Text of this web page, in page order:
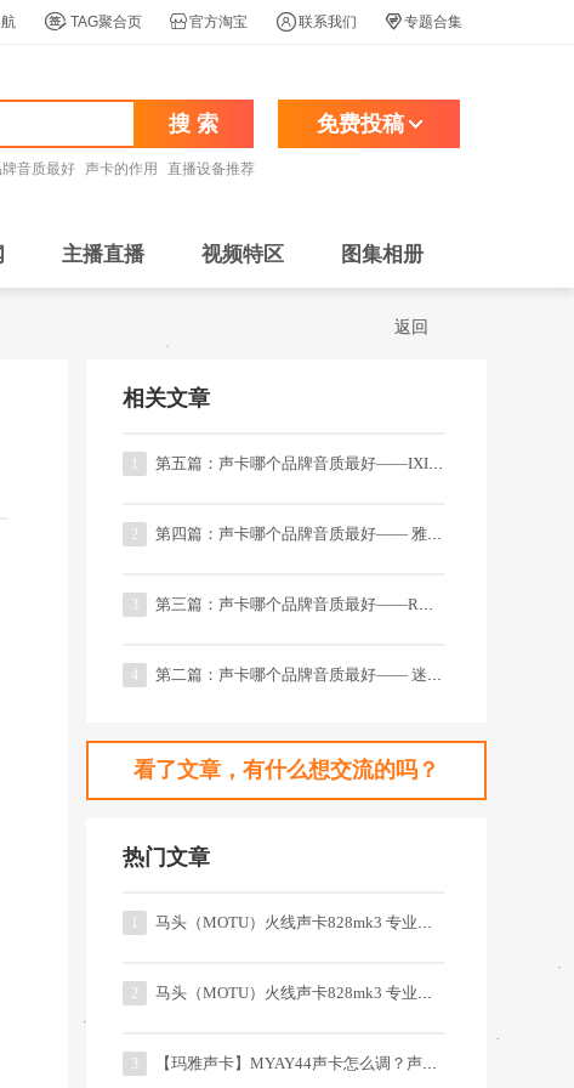
 TAG聚合页 官方淘宝 联系我们 专题合集
搜 索 免费投稿
音质最好 声卡的作用 直播设备推荐
主播直播 视频特区 图集相册
返回
相关文章
第五篇：声卡哪个品牌音质最好——IXI系列的直播、录音声
2 第四篇：声卡哪个品牌音质最好—— 雅马哈、罗兰系列的录
3 第三篇：声卡哪个品牌音质最好——RME 系列的直播声卡
4 第二篇：声卡哪个品牌音质最好—— 迷笛系列的直播声卡
看了文章，有什么想交流的吗？
热门文章
马头（MOTU）火线声卡828mk3 专业评测01
2 马头（MOTU）火线声卡828mk3 专业评测03
3 【玛雅声卡】MYAY44声卡怎么调？声卡跳线问题详解